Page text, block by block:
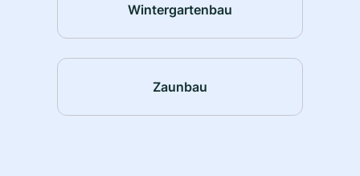
Wintergartenbau
Zaunbau